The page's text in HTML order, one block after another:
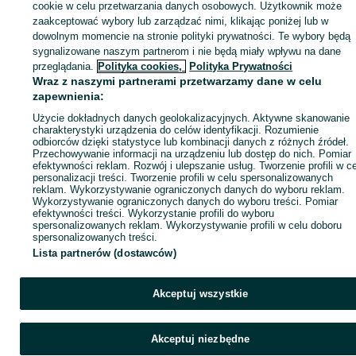
sprzedającym
Zaloguj się / Załóż konto
Wyślij wiadomość
cookie w celu przetwarzania danych osobowych. Użytkownik może
zaakceptować wybory lub zarządzać nimi, klikając poniżej lub w
dowolnym momencie na stronie polityki prywatności. Te wybory będą
sygnalizowane naszym partnerom i nie będą miały wpływu na dane
przeglądania. Polityka cookies, Polityka Prywatności
Wraz z naszymi partnerami przetwarzamy dane w celu
zapewnienia:
Użycie dokładnych danych geolokalizacyjnych. Aktywne skanowanie
charakterystyki urządzenia do celów identyfikacji. Rozumienie
odbiorców dzięki statystyce lub kombinacji danych z różnych źródeł.
Przechowywanie informacji na urządzeniu lub dostęp do nich. Pomiar
efektywności reklam. Rozwój i ulepszanie usług. Tworzenie profili w
personalizacji treści. Tworzenie profili w celu spersonalizowanych
reklam. Wykorzystywanie ograniczonych danych do wyboru reklam.
Wykorzystywanie ograniczonych danych do wyboru treści. Pomiar
efektywności treści. Wykorzystanie profili do wyboru
spersonalizowanych reklam. Wykorzystywanie profili w celu doboru
spersonalizowanych treści.
Lista partnerów (dostawców)
Akceptuj wszystkie
Akceptuj niezbędne